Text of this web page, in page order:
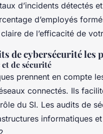
d’incidents détectés
d’employés
de l’efficacité de
de cybersécurité les
de sécurité
prennent en compte
connectés. Ils
du SI. Les audits de
informatiques